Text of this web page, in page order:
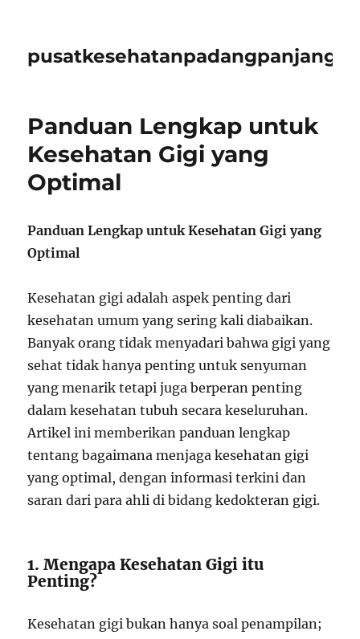
pusatkesehatanpadangpanjangid
Panduan Lengkap untuk
Kesehatan Gigi yang
Optimal
Panduan Lengkap untuk Kesehatan Gigi yang
Optimal
Kesehatan gigi adalah aspek penting dari
kesehatan umum yang sering kali diabaikan.
Banyak orang tidak menyadari bahwa gigi yang
sehat tidak hanya penting untuk senyuman
yang menarik tetapi juga berperan penting
dalam kesehatan tubuh secara keseluruhan.
Artikel ini memberikan panduan lengkap
tentang bagaimana menjaga kesehatan gigi
yang optimal, dengan informasi terkini dan
saran dari para ahli di bidang kedokteran gigi.
1. Mengapa Kesehatan Gigi itu
Penting?
Kesehatan gigi bukan hanya soal penampilan;